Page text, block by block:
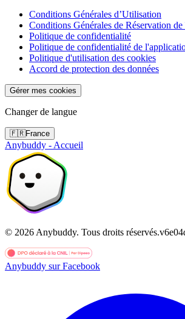
Conditions Générales d’Utilisation
Conditions Générales de Réservation de
Politique de confidentialité
Politique de confidentialité de
Politique d'utilisation des cookies
Accord de protection des données
Gérer mes cookies
Changer de langue
🇫🇷France
Anybuddy - Accueil
© 2026Anybuddy. Tous droits réservés.v
Anybuddy sur Facebook